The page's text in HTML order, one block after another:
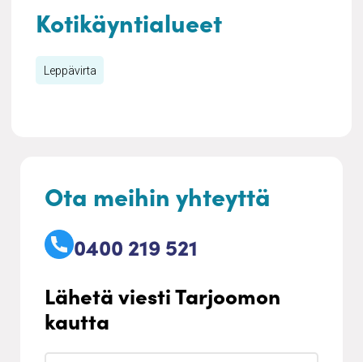
Kotikäyntialueet
Leppävirta
Ota meihin yhteyttä
0400 219 521
Lähetä viesti Tarjoomon
kautta